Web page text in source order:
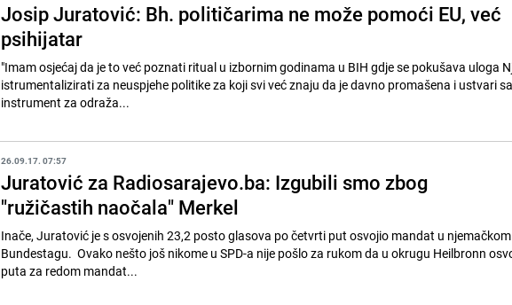
Josip Juratović: Bh. političarima ne može pomoći EU, već
psihijatar
"Imam osjećaj da je to već poznati ritual u izbornim godinama u BIH gdje se pokušava uloga
istrumentalizirati za neuspjehe politike za koji svi već znaju da je davno promašena i ustvari
instrument za odraža...
26.09.17. 07:57
Juratović za Radiosarajevo.ba: Izgubili smo zbog
"ružičastih naočala" Merkel
Inače, Juratović je s osvojenih 23,2 posto glasova po četvrti put osvojio mandat u njemačkom
Bundestagu. Ovako nešto još nikome u SPD-a nije pošlo za rukom da u okrugu Heilbronn
puta za redom mandat...